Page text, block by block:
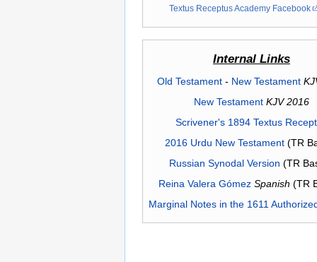
Textus Receptus Academy Facebook
Internal Links
Old Testament- New Testament
New Testament KJV 2016
Scrivener's 1894 Textus
2016 Urdu New Testament(TR
Russian Synodal Version (TR
Reina Valera Gómez Spanish (TR
Marginal Notes in the 1611